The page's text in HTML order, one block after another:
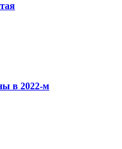
в 2022-м